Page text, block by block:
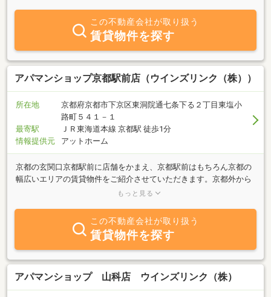
この不動産会社が取り扱う
賃貸物件を探す
アパマンショップ京都駅前店（ウインズリンク（株））
所在地
京都府京都市下京区東洞院通七条下る２丁目東塩小
路町５４１－１
最寄駅
ＪＲ東海道本線 京都駅 徒歩1分
情報提供元
アットホーム
京都の玄関口京都駅前に店舗をかまえ、京都駅前はもちろん京都の
幅広いエリアの賃貸物件をご紹介させていただきます。京都外から
来られる方で店舗がわからない場合は京都タワーまでお出迎えに参
の方まで幅広くお部屋探しをサポートさせていただきます。京都大
学、京都女子大学、同志社大学、立命館学、龍谷大学まで新しく京
都で一人暮らしされる学生さんのサポートもお任せください！信頼
のアパマンショップブランドでお部屋探しをサポートさせていただ
きます！
もっと見る
この不動産会社が取り扱う
賃貸物件を探す
アパマンショップ 山科店 ウインズリンク（株）